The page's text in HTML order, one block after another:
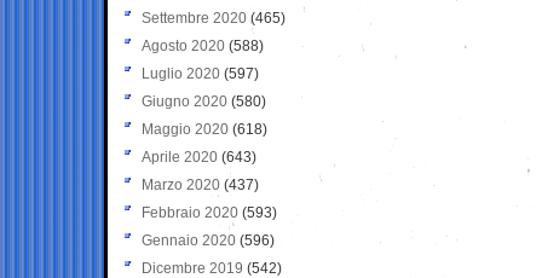
Settembre 2020(465)
Agosto 2020 (588)
Luglio 2020 (597)
Giugno 2020 (580)
Maggio 2020 (618)
Aprile 2020 (643)
Marzo 2020 (437)
Febbraio 2020 (593)
Gennaio 2020 (596)
Dicembre 2019 (542)